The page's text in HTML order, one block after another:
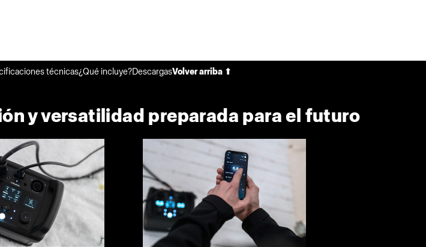
técnicas¿Qué incluye?DescargasVolver arriba ⬆
y versatilidad preparada para el futuro